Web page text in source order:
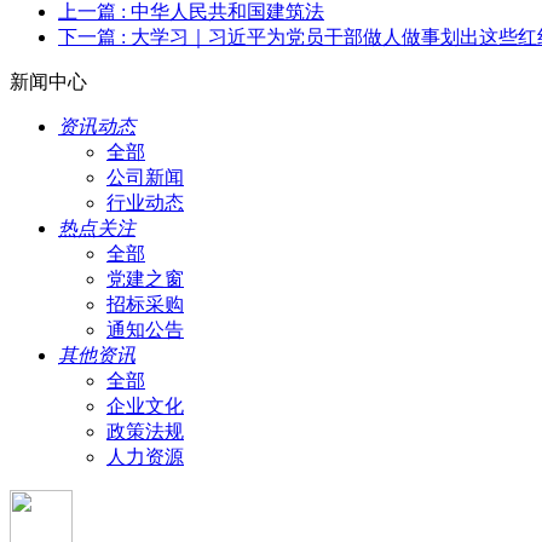
上一篇 : 中华人民共和国建筑法
下一篇 : 大学习｜习近平为党员干部做人做事划出这些红
新闻中心
资讯动态
全部
公司新闻
行业动态
热点关注
全部
党建之窗
招标采购
通知公告
其他资讯
全部
企业文化
政策法规
人力资源